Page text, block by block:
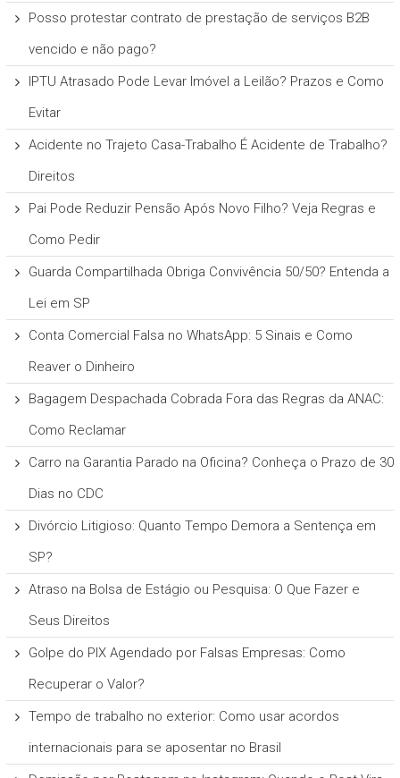
Posso protestar contrato de prestação de serviços B2B
vencido e não pago?
IPTU Atrasado Pode Levar Imóvel a Leilão? Prazos e Como
Evitar
Acidente no Trajeto Casa-Trabalho É Acidente de Trabalho?
Direitos
Pai Pode Reduzir Pensão Após Novo Filho? Veja Regras e
Como Pedir
Guarda Compartilhada Obriga Convivência 50/50? Entenda a
Lei em SP
Conta Comercial Falsa no WhatsApp: 5 Sinais e Como
Reaver o Dinheiro
Bagagem Despachada Cobrada Fora das Regras da ANAC:
Como Reclamar
Carro na Garantia Parado na Oficina? Conheça o Prazo de 30
Dias no CDC
Divórcio Litigioso: Quanto Tempo Demora a Sentença em
SP?
Atraso na Bolsa de Estágio ou Pesquisa: O Que Fazer e
Seus Direitos
Golpe do PIX Agendado por Falsas Empresas: Como
Recuperar o Valor?
Tempo de trabalho no exterior: Como usar acordos
internacionais para se aposentar no Brasil